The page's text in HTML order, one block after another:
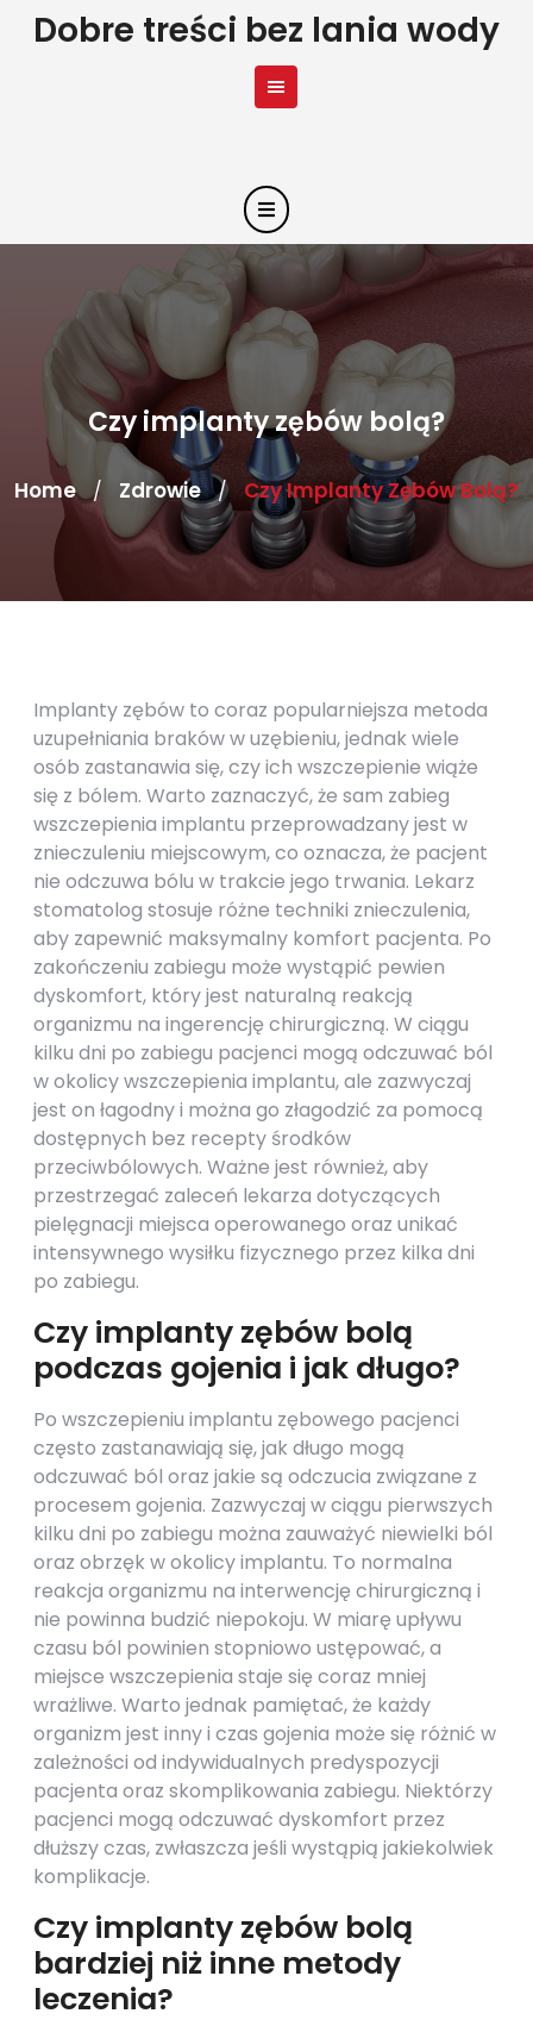
SkipDobre treści bez lania wody
Czy implanty zębów bolą?
Home / Zdrowie / Czy Implanty Zębów Bolą?
Implanty zębów to coraz popularniejsza metoda
uzupełniania braków w uzębieniu, jednak wiele
osób zastanawia się, czy ich wszczepienie wiąże
się z bólem. Warto zaznaczyć, że sam zabieg
wszczepienia implantu przeprowadzany jest w
znieczuleniu miejscowym, co oznacza, że pacjent
nie odczuwa bólu w trakcie jego trwania. Lekarz
stomatolog stosuje różne techniki znieczulenia,
aby zapewnić maksymalny komfort pacjenta. Po
zakończeniu zabiegu może wystąpić pewien
dyskomfort, który jest naturalną reakcją
organizmu na ingerencję chirurgiczną. W ciągu
kilku dni po zabiegu pacjenci mogą odczuwać ból
w okolicy wszczepienia implantu, ale zazwyczaj
jest on łagodny i można go złagodzić za pomocą
dostępnych bez recepty środków
przeciwbólowych. Ważne jest również, aby
przestrzegać zaleceń lekarza dotyczących
pielęgnacji miejsca operowanego oraz unikać
intensywnego wysiłku fizycznego przez kilka dni
po zabiegu.
Czy implanty zębów bolą
podczas gojenia i jak długo?
Po wszczepieniu implantu zębowego pacjenci
często zastanawiają się, jak długo mogą
odczuwać ból oraz jakie są odczucia związane z
procesem gojenia. Zazwyczaj w ciągu pierwszych
kilku dni po zabiegu można zauważyć niewielki ból
oraz obrzęk w okolicy implantu. To normalna
reakcja organizmu na interwencję chirurgiczną i
nie powinna budzić niepokoju. W miarę upływu
czasu ból powinien stopniowo ustępować, a
miejsce wszczepienia staje się coraz mniej
wrażliwe. Warto jednak pamiętać, że każdy
organizm jest inny i czas gojenia może się różnić w
zależności od indywidualnych predyspozycji
pacjenta oraz skomplikowania zabiegu. Niektórzy
pacjenci mogą odczuwać dyskomfort przez
dłuższy czas, zwłaszcza jeśli wystąpią jakiekolwiek
komplikacje.
Czy implanty zębów bolą
bardziej niż inne metody
leczenia?